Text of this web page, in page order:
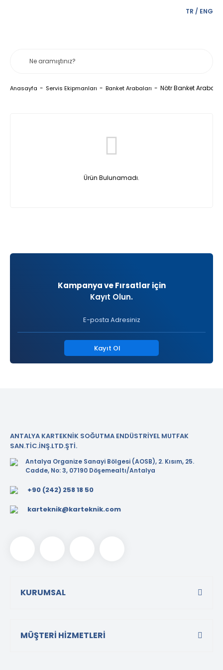
TR / ENG
Anasayfa Servis Ekipmanları Banket Arabaları Nötr Banket
Ürün Bulunamadı.
Kampanya ve Fırsatlar için
Kayıt Olun.
Kayıt Ol
ANTALYA KARTEKNİK SOĞUTMA ENDÜSTRİYEL MUTFAK
SAN.TİC.İNŞ.LTD.ŞTİ.
Antalya Organize Sanayi Bölgesi (AOSB), 2. Kısım, 25.
Cadde, No: 3, 07190 Döşemealtı/Antalya
+90 (242) 258 18 50
karteknik@karteknik.com
KURUMSAL
MÜŞTERİ HİZMETLERİ